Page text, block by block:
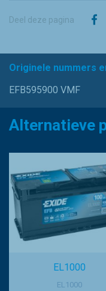
Deel deze pagina
Originele nummers
EFB595900 VMF
Alternatieve
EL1000
EL1000